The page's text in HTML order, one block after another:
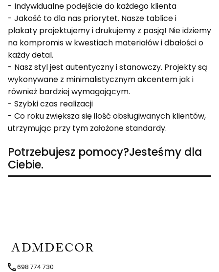
- Indywidualne podejście do każdego klienta
- Jakość to dla nas priorytet. Nasze tablice i
plakaty projektujemy i drukujemy z pasją! Nie idziemy
na kompromis w kwestiach materiałów i dbałości o
każdy detal.
- Nasz styl jest autentyczny i stanowczy. Projekty są
wykonywane z minimalistycznym akcentem jak i
również bardziej wymagającym.
- Szybki czas realizacji
- Co roku zwiększa się ilość obsługiwanych klientów,
utrzymując przy tym założone standardy.
Potrzebujesz pomocy?Jesteśmy dla
Ciebie.
698 774 730